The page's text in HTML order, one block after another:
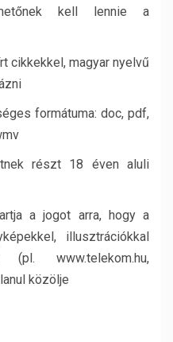
kell lennie a
cikkekkel, magyar nyelvű
formátuma: doc, pdf,
részt 18 éven aluli
a jogot arra, hogy a
illusztrációkkal
www.telekom.hu,
közölje